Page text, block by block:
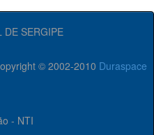
DE SERGIPE
© 2002-2010 Duraspace
- NTI